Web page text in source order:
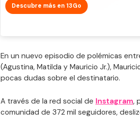
Descubre más en 13Go
En un nuevo episodio de polémicas
(Agustina, Matilda y Mauricio Jr.),
pocas dudas sobre el destinatario.
A través de la red social de Instagram,
comunidad de 372 mil seguidores,